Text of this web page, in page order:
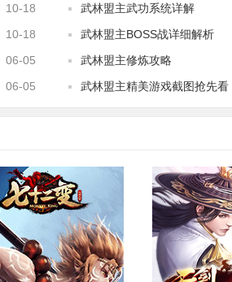
10-18
武林盟主武功系统详解
10-18
武林盟主BOSS战详细解析
06-05
武林盟主修炼攻略
06-05
武林盟主精美游戏截图抢先看